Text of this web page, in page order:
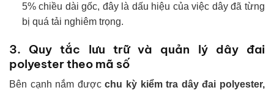
5% chiều dài gốc, đây là dấu hiệu của việc dây đã từng
bị quá tải nghiêm trọng.
3. Quy tắc lưu trữ và quản lý dây đai
polyester theo mã số
Bên cạnh nắm đượcchu kỳ kiểm tra dây đai polyester,